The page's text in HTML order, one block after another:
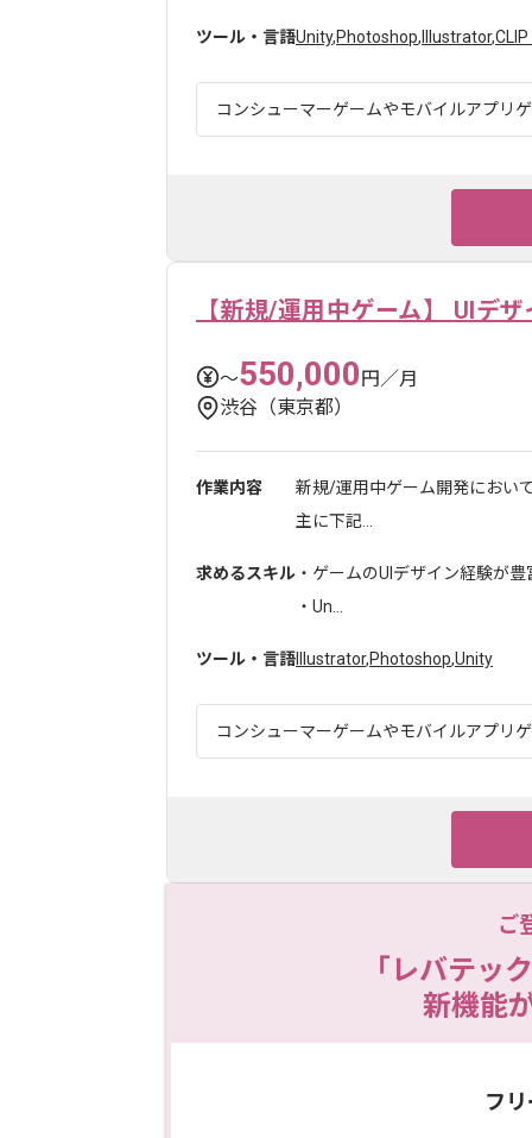
ツール・言語Unity,Photoshop, Illustrator,
コンシューマーゲームやモバイルアプリ
【新規/運用中ゲーム】 UIデ
〜550,000円／月
渋谷（東京都）
作業内容
新規/運用中ゲーム開発におい
主に下記...
求めるスキル ・ゲームのUIデザイン経験が
・Un...
ツール・言語 Illustrator,Photoshop,Unity
コンシューマーゲームやモバイルアプリ
ご
「レバテッ
新機能
フ